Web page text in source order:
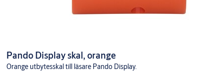
Pando Display skal, orange
Orange utbytesskal till läsare Pando Display.